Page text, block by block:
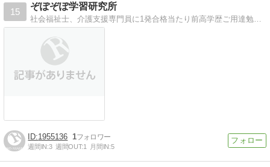
15
ぞぽぞぽ学習研究所
社会福祉士、介護支援専門員に1発合格当たり前高学歴ご用達勉強法！
1955136 1
週間IN:3 週間OUT:1 月間IN:5